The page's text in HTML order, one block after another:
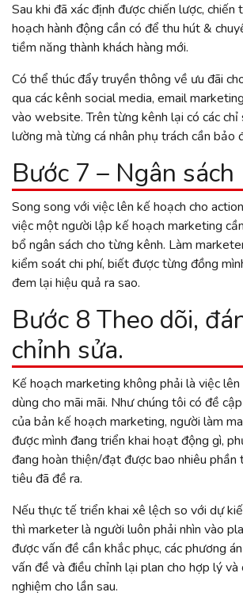
Sau khi đã xác định được chiến lược, chiến
hoạch hành động cần có để thu hút &
tiềm năng thành khách hàng mới.
Có thể thúc đẩy truyền thông về ưu đãi
qua các kênh social media, email
vào website. Trên từng kênh lại có các
lường mà từng cá nhân phụ trách cần bảo
Bước 7 – Ngân sách
Song song với việc lên kế hoạch cho
việc một người lập kế hoạch marketing
bổ ngân sách cho từng kênh. Làm
kiểm soát chi phí, biết được từng đồng
đem lại hiệu quả ra sao.
Bước 8 Theo dõi,
chỉnh sửa.
Kế hoạch marketing không phải là việc
dùng cho mãi mãi. Như chúng tôi có đề
của bản kế hoạch marketing, người làm
được mình đang triển khai hoạt động gì,
đang hoàn thiện/đạt được bao nhiêu phần
tiêu đã đề ra.
Nếu thực tế triển khai xê lệch so với dự
thì marketer là người luôn phải nhìn vào
được vấn đề cần khắc phục, các phương
vấn đề và điều chỉnh lại plan cho hợp lý và
nghiệm cho lần sau.